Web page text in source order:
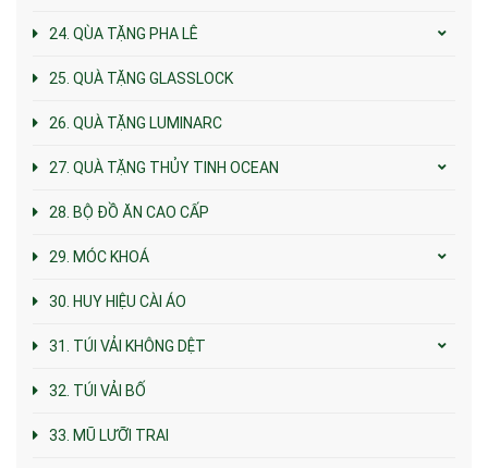
24. QÙA TẶNG PHA LÊ
25. QUÀ TẶNG GLASSLOCK
26. QUÀ TẶNG LUMINARC
27. QUÀ TẶNG THỦY TINH OCEAN
28. BỘ ĐỒ ĂN CAO CẤP
29. MÓC KHOÁ
30. HUY HIỆU CÀI ÁO
31. TÚI VẢI KHÔNG DỆT
32. TÚI VẢI BỐ
33. MŨ LƯỠI TRAI